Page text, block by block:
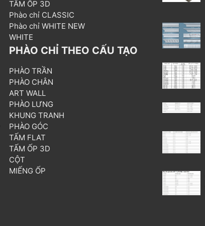
TẤM ỐP 3D
Phào chỉ CLASSIC
Phào chỉ WHITE NEW
WHITE
PHÀO CHỈ THEO CẤU TẠO
PHÀO TRẦN
PHÀO CHÂN
ART WALL
PHÀO LƯNG
KHUNG TRANH
PHÀO GÓC
TẤM FLAT
TẤM ỐP 3D
CỘT
MIẾNG ỐP